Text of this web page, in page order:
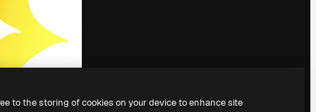
Szukasz
magnific.ai
to the storing of cookies on your device to enhance site